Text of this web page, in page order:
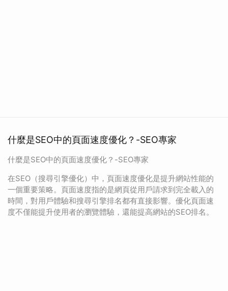
什麼是SEO中的頁面速度優化？-SEO專家
什麼是SEO中的頁面速度優化？-SEO專家
在SEO（搜尋引擎優化）中，頁面速度優化是提升網站性能的
一個重要策略。頁面速度指的是網頁從用戶請求到完全載入的
時間，對用戶體驗和搜尋引擎排名都有直接影響。優化頁面速
度不僅能提升使用者的瀏覽體驗，還能提高網站的SEO排名。